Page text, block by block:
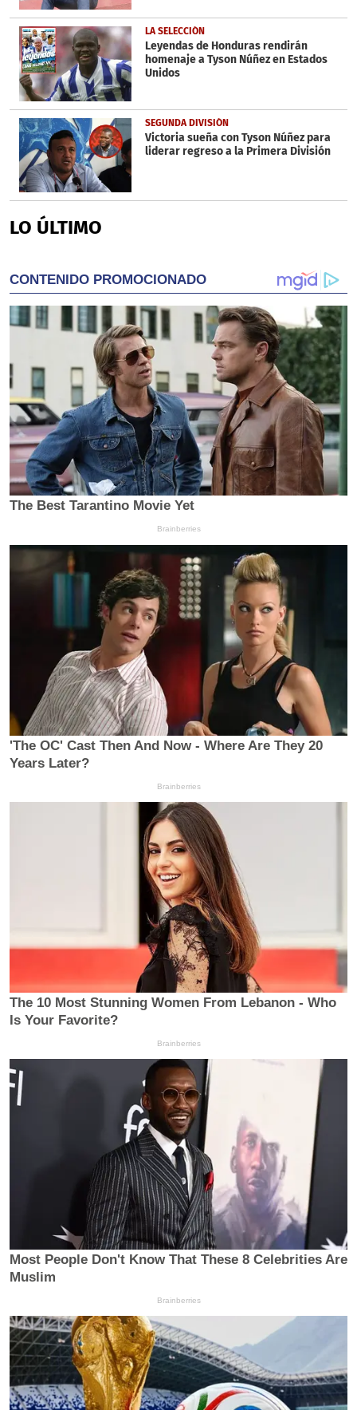
LA SELECCIÓN
Leyendas de Honduras rendirán
homenaje a Tyson Núñez en Estados
Unidos
SEGUNDA DIVISIÓN
Victoria sueña con Tyson Núñez para
liderar regreso a la Primera División
LO ÚLTIMO